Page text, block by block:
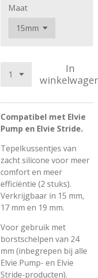
Maat
In
Compatibel met Elvie
Pump en Elvie Stride.
Tepelkussentjes van
zacht silicone voor meer
comfort en meer
efficiëntie (2 stuks).
Verkrijgbaar in 15 mm,
17 mm en 19 mm.
Voor gebruik met
borstschelpen van 24
mm (inbegrepen bij alle
Elvie Pump- en Elvie
Stride-producten).